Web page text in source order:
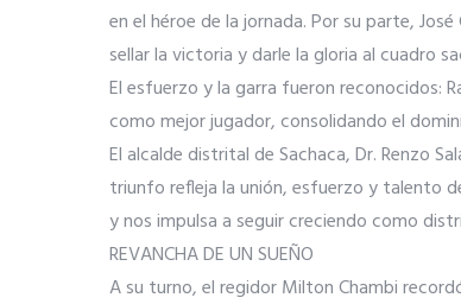
en el héroe de la jornada. Por su parte,
sellar la victoria y darle la gloria al cuadro
El esfuerzo y la garra fueron reconocidos:
como mejor jugador, consolidando el
El alcalde distrital de Sachaca, Dr. Renzo
triunfo refleja la unión, esfuerzo y talento
y nos impulsa a seguir creciendo como
REVANCHA DE UN SUEÑO
A su turno, el regidor Milton Chambi